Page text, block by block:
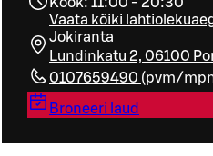
Vaata kõiki
Jokiranta
Lundinkatu 2, 06100
0107659490 (pvm/
Broneeri laud